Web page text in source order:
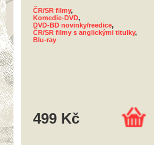
ČR/SR filmy,
Komedie-DVD,
DVD-BD novinky/reedice,
ČR/SR filmy s anglickými titulky,
Blu-ray
499 Kč